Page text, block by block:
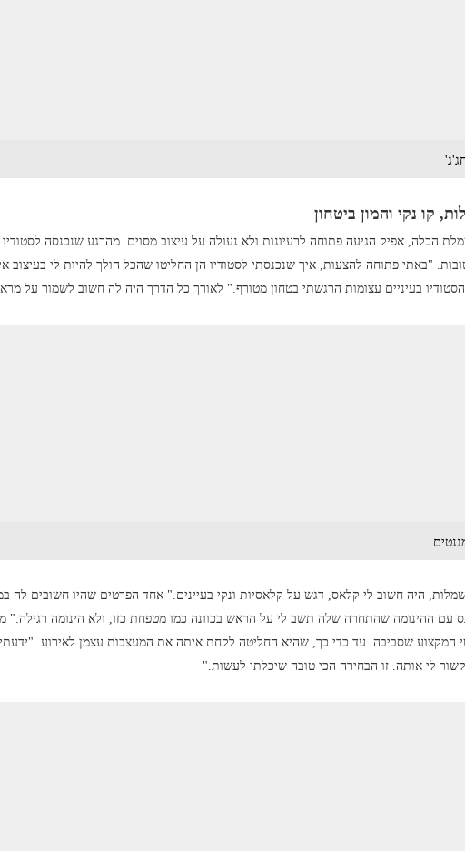
קו נקי והמון ביטחון
הכלה, אפיק הגיעה פתוחה לרעיונות ולא נעולה על עיצוב מסוים. מהרגע שנכנסה
"באתי פתוחה להצעות, איך שנכנסתי לסטודיו הן החליטו שהכל הולך להיות לי בעיצוב
בעיניים עצומות הרגשתי בטחון מטורף." לאורך כל הדרך היה לה חשוב לשמור על
היה חשוב לי קלאס, דגש על קלאסיות ונקי בעיינים." אחד הפרטים שהיו חשובים לה
עם ההינומה שהתחרה שלה תשב לי על הראש בכוונה כמו מטפחת כזו, ולא הינומה רגילה."
המקצוע שסביבה. עד כדי כך, שהיא החליטה לקחת איתה את המעצבות עצמן לאירוע.
לי אותה. זו הבחירה הכי טובה שיכלתי לעשות."